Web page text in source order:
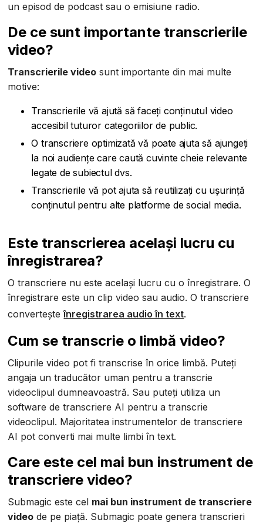
un episod de podcast sau o emisiune radio.
De ce sunt importante transcrierile
video?
Transcrierile video sunt importante din mai multe
motive:
Transcrierile vă ajută să faceți conținutul video
accesibil tuturor categoriilor de public.
O transcriere optimizată vă poate ajuta să ajungeți
la noi audiențe care caută cuvinte cheie relevante
legate de subiectul dvs.
Transcrierile vă pot ajuta să reutilizați cu ușurință
conținutul pentru alte platforme de social media.
Este transcrierea același lucru cu
înregistrarea?
O transcriere nu este același lucru cu o înregistrare. O
înregistrare este un clip video sau audio. O transcriere
converteșteînregistrarea audio în text.
Cum se transcrie o limbă video?
Clipurile video pot fi transcrise în orice limbă. Puteți
angaja un traducător uman pentru a transcrie
videoclipul dumneavoastră. Sau puteți utiliza un
software de transcriere AI pentru a transcrie
videoclipul. Majoritatea instrumentelor de transcriere
AI pot converti mai multe limbi în text.
Care este cel mai bun instrument de
transcriere video?
Submagic este cel mai bun instrument de transcriere
video de pe piață. Submagic poate genera transcrieri